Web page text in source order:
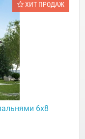
ХИТ ПРОДАЖ
6х8